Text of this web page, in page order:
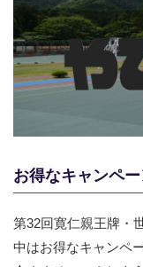
お得なキャンペ
第32回寛仁親王牌・
中はお得なキャンペ